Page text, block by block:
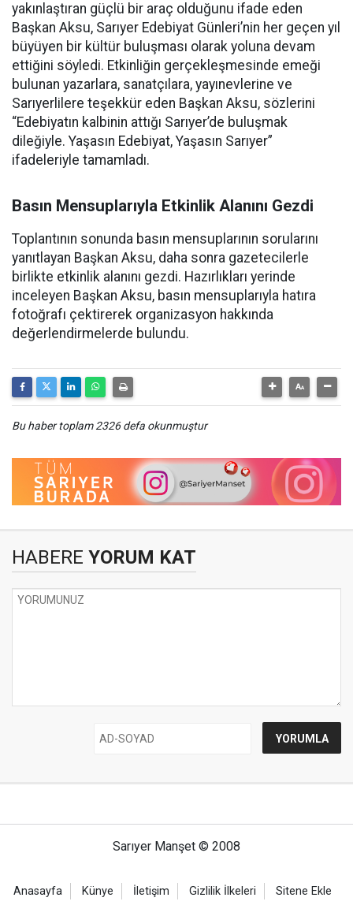
yakınlaştıran güçlü bir araç olduğunu ifade eden
Başkan Aksu, Sarıyer Edebiyat Günleri’nin her geçen yıl
büyüyen bir kültür buluşması olarak yoluna devam
ettiğini söyledi. Etkinliğin gerçekleşmesinde emeği
bulunan yazarlara, sanatçılara, yayınevlerine ve
Sarıyerlilere teşekkür eden Başkan Aksu, sözlerini
“Edebiyatın kalbinin attığı Sarıyer’de buluşmak
dileğiyle. Yaşasın Edebiyat, Yaşasın Sarıyer”
ifadeleriyle tamamladı.
Basın Mensuplarıyla Etkinlik Alanını Gezdi
Toplantının sonunda basın mensuplarının sorularını
yanıtlayan Başkan Aksu, daha sonra gazetecilerle
birlikte etkinlik alanını gezdi. Hazırlıkları yerinde
inceleyen Başkan Aksu, basın mensuplarıyla hatıra
fotoğrafı çektirerek organizasyon hakkında
değerlendirmelerde bulundu.
Bu haber toplam 2326 defa okunmuştur
HABERE YORUM KAT
Sarıyer Manşet © 2008
Anasayfa Künye İletişim Gizlilik İlkeleri Sitene Ekle